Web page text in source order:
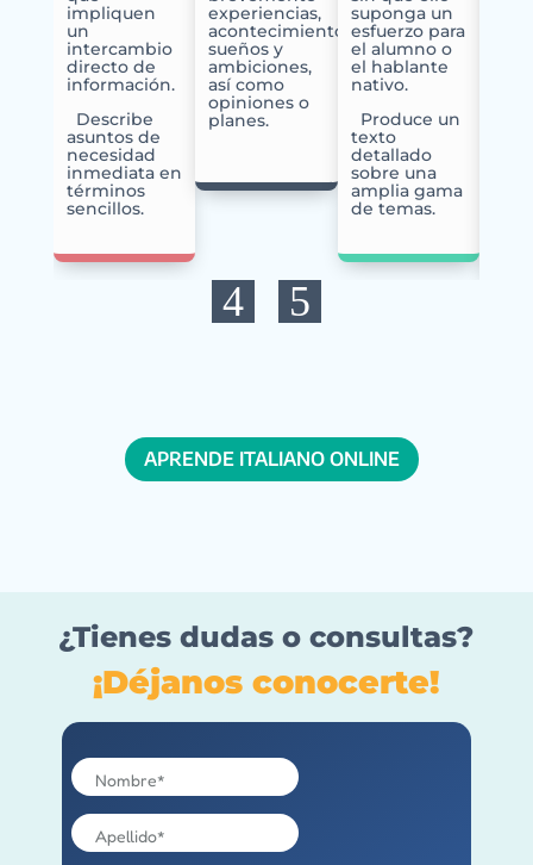
impliquen
un
intercambio
directo de
información.
Describe
asuntos de
necesidad
inmediata en
términos
sencillos.
experiencias,
acontecimientos,
sueños y
ambiciones,
así como
opiniones o
planes.
suponga un
esfuerzo para
el alumno o
el hablante
nativo.
Produce un
texto
detallado
sobre una
amplia gama
de temas.
APRENDE ITALIANO ONLINE
¿Tienes dudas o consultas?
¡Déjanos conocerte!